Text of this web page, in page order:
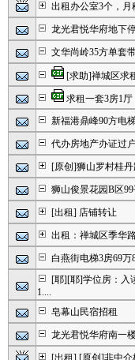
出租办公室3个，月
龙光君悦华府地下
文华尚岭35方单套
[求助]禅城区求
求租一套3房1厅
新福港鼎峰90方电
代办房地产办证过户
[原创]狮山罗村桂
狮山俊景花园B区
[出租] 店铺转让
出租：禅城区季华
白燕街电梯3房69万
[耶][耶]学位房：入
1....
皂幕山民宿招租
龙光君悦华府南一
[出租] [原创]非中介